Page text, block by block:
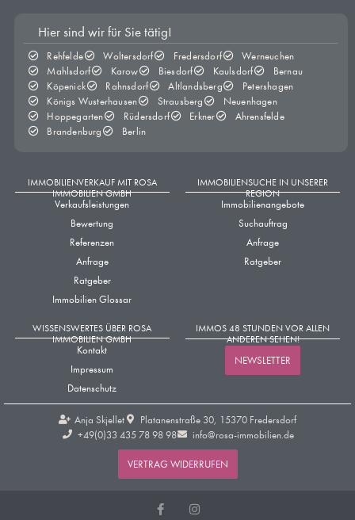
Hier sind wir für Sie tätig!
Rehfelde Woltersdorf Fredersdorf
Werneuchen
Mahlsdorf
Karow Biesdorf Kaulsdorf
Bernau
Köpenick
Rahnsdorf Altlandsberg
Petershagen
Königs Wusterhausen
Strausberg
Neuenhagen
Hoppegarten
Rüdersdorf Erkner
Ahrensfelde
Brandenburg
Berlin
IMMOBILIENVERKAUF MIT ROSA
IMMOBILIEN GMBH
Verkaufsleistungen
Bewertung
Referenzen
Anfrage
Ratgeber
Immobilien Glossar
IMMOBILIENSUCHE IN UNSERER
REGION
Immobilienangebote
Suchauftrag
Anfrage
Ratgeber
WISSENSWERTES ÜBER ROSA
IMMOBILIEN GMBH
Kontakt
Impressum
Datenschutz
IMMOS 48 STUNDEN VOR ALLEN
ANDEREN SEHEN!
NEWSLETTER
Anja Skjellet
Platanenstraße 30, 15370 Fredersdorf
+49(0)33 435 78 98 98​
info@rosa-immobilien.de
VERTRAG WIDERRUFEN